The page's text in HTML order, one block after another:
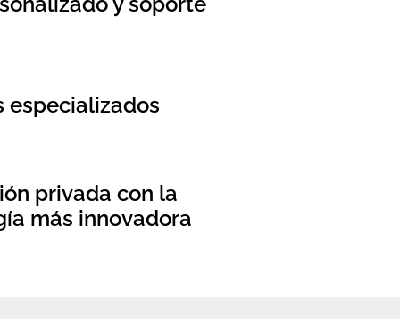
especializados
privada con la
más innovadora